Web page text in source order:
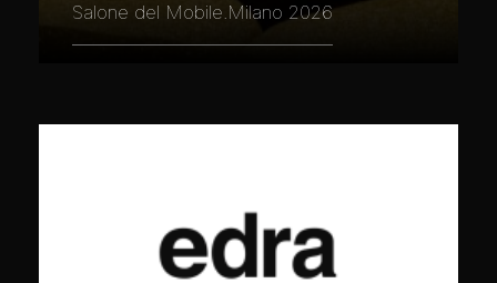
Salone del Mobile.Milano 2026